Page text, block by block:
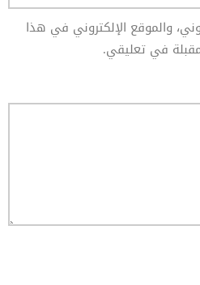
والموقع الإلكتروني في هذا
في تعليقي.